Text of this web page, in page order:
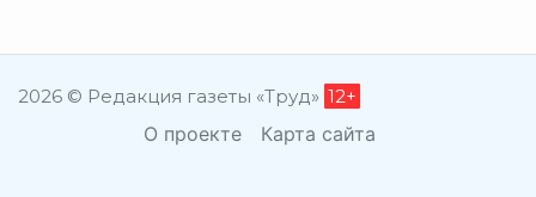
2026 © Редакция газеты «Труд» 12+
О проекте Карта сайта